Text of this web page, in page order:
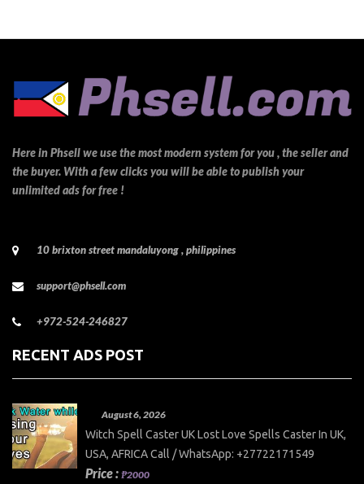
Here in Phsell we use the most modern system for you , the seller and
the buyer. With a few clicks you will be able to publish your
unlimited ads for free !
10 brixton street mandaluyong , philippines
support@phsell.com
+972-524-246827
RECENT ADS POST
August 6, 2026
Witch Spell Caster UK Lost Love Spells Caster In UK,
USA, AFRICA Call / WhatsApp: +27722171549
Price : ₱2000